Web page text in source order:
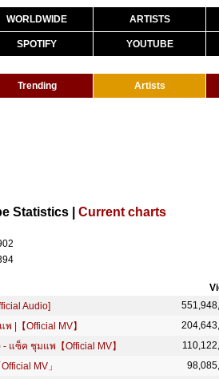
WORLDWIDE ARTISTS
SPOTIFY YOUTUBE
Trending Artists
Statistics | Current charts
Audio]
|【Official MV】
แซ็ค ชุมแพ【Official MV】
MV」